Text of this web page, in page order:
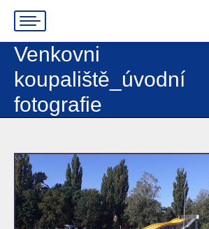
Venkovni
koupaliště_úvodní
fotografie